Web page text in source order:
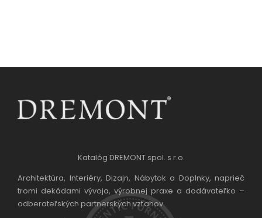
Katalóg DREMONT spol. s r.o.
Architektúra, Interiéry, Dizajn, Nábytok a Doplnky, naprieč
tromi dekádami vývoja, výrobnej praxe a dodávateľko –
odberateľských partnerských vzťahov.